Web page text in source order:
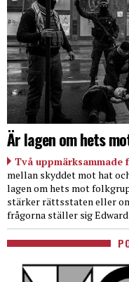
Är lagen om hets
Två uppmärksammade
mellan skyddet mot hat
lagen om hets mot
stärker rättsstaten eller
frågorna ställer sig